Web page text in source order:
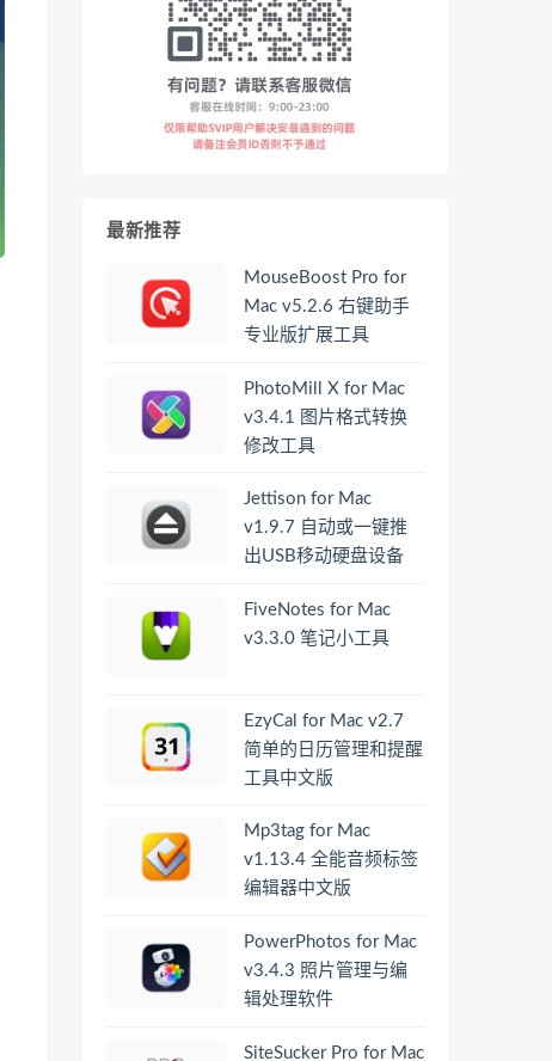
最新推荐
MouseBoost Pro for
Mac v5.2.6 右键助手
专业版扩展工具
PhotoMill X for Mac
v3.4.1 图片格式转换
修改工具
Jettison for Mac
v1.9.7 自动或一键推
出USB移动硬盘设备
FiveNotes for Mac
v3.3.0 笔记小工具
EzyCal for Mac v2.7
简单的日历管理和提醒
工具中文版
Mp3tag for Mac
v1.13.4 全能音频标签
编辑器中文版
PowerPhotos for Mac
v3.4.3 照片管理与编
辑处理软件
SiteSucker Pro for Mac